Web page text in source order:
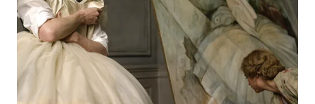
LESUNG
WN
KARO